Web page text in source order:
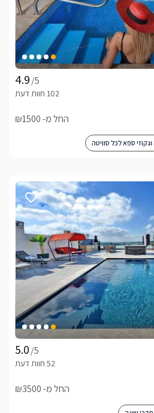
/5
החל מ- ₪1500
ספא לכל סוויטה
/5
החל מ- ₪3500